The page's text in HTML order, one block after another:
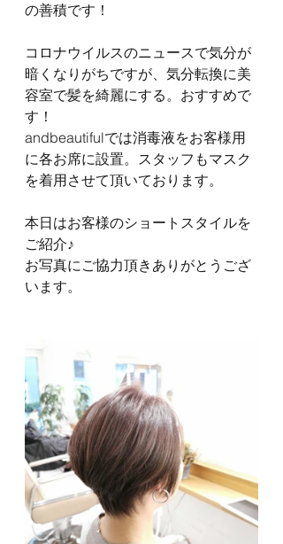
の善積です！
コロナウイルスのニュースで気分が
暗くなりがちですが、気分転換に美
容室で髪を綺麗にする。おすすめで
す！
andbeautifulでは消毒液をお客様用
に各お席に設置。スタッフもマスク
を着用させて頂いております。
本日はお客様のショートスタイルを
ご紹介♪
お写真にご協力頂きありがとうござ
います。